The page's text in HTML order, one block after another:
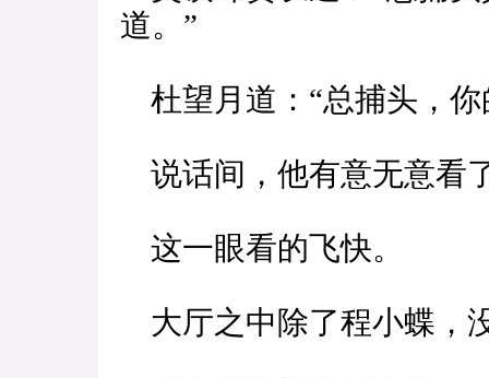
道。”
杜望月道：“总捕头，
说话间，他有意无意看
这一眼看的飞快。
大厅之中除了程小蝶，